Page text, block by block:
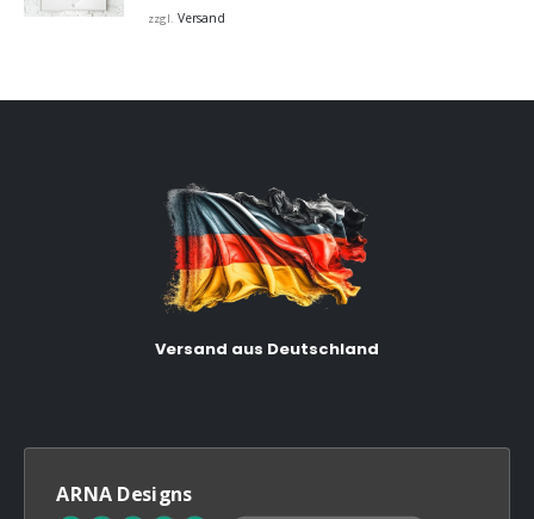
zzgl. Versand
Versand aus Deutschland
ARNA Designs